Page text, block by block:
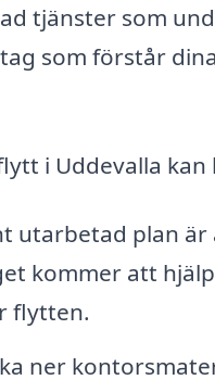
tjänster som
som förstår
i Uddevalla
utarbetad plan
kommer att
flytten.
ner